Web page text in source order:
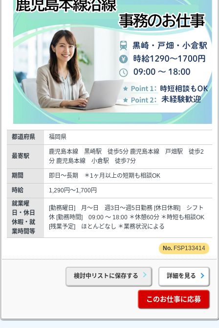
都道府県 福岡県
最寄駅
鹿児島本線 黒崎駅 徒歩5分 鹿児島本線 戸畑駅 徒歩2
分 鹿児島本線 小倉駅 徒歩7分
期間 即日～長期 ＊1ヶ月以上の短期も相談OK
時給
1,290円～1,700円
就業曜
日・休日
休暇・就
業時間等
[勤務曜日] 月～日 週3日～週5日勤務 [休日休暇] シフト
休 [勤務時間] 09:00 ～ 18:00 ＊休憩60分 ＊時短も相談OK
[残業予定] ほとんどなし ＊業務状況による
FSP133414
検討中リストに保存する 詳細を見る
このお仕事に応募